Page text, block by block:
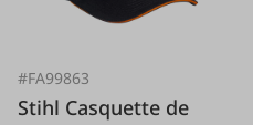
#FA99863
Stihl Casquette de